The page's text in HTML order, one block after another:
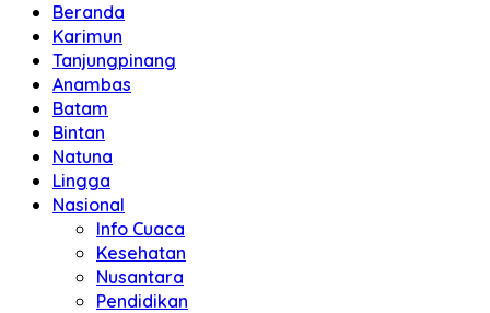
Beranda
Karimun
Tanjungpinang
Anambas
Batam
Bintan
Natuna
Lingga
Nasional
Info Cuaca
Kesehatan
Nusantara
Pendidikan